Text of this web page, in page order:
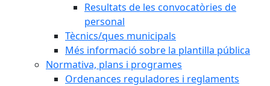
Resultats de les convocatòries de
personal
Tècnics/ques municipals
Més informació sobre la plantilla pública
Normativa, plans i programes
Ordenances reguladores i reglaments